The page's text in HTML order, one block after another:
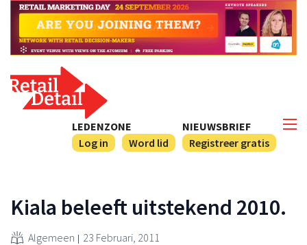
NIEUWSBRIEF
Registreer gratis
LEDENZONE
Log in
Word lid
Kiala beleeft uitstekend 2010.
Algemeen 23 Februari, 2011